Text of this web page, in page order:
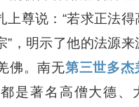
上尊说：“若求正法得
”，明示了他的法源来
佛。南无第三世多杰
是著名高僧大德、